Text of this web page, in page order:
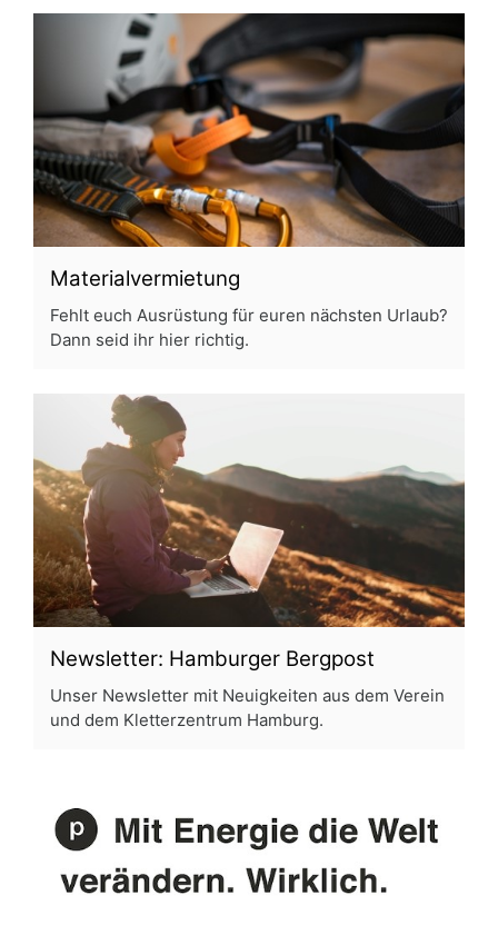
Materialvermietung
Fehlt euch Ausrüstung für euren nächsten Urlaub?
Dann seid ihr hier richtig.
Newsletter: Hamburger Bergpost
Unser Newsletter mit Neuigkeiten aus dem Verein
und dem Kletterzentrum Hamburg.